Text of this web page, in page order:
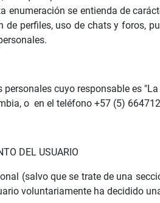
se entienda de
perfiles, uso de chats y foros,
cuyo responsable es
o en el teléfono +57 (5)
DEL USUARIO
(salvo que se trate de una
voluntariamente ha decidido